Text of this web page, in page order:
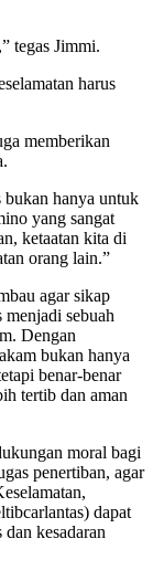
tegas Jimmi.
harus
memberikan
bukan hanya untuk
yang sangat
ketaatan kita di
orang lain.”
agar sikap
sebuah
Dengan
bukan hanya
benar-benar
tertib dan aman
moral bagi
penertiban, agar
dapat
kesadaran